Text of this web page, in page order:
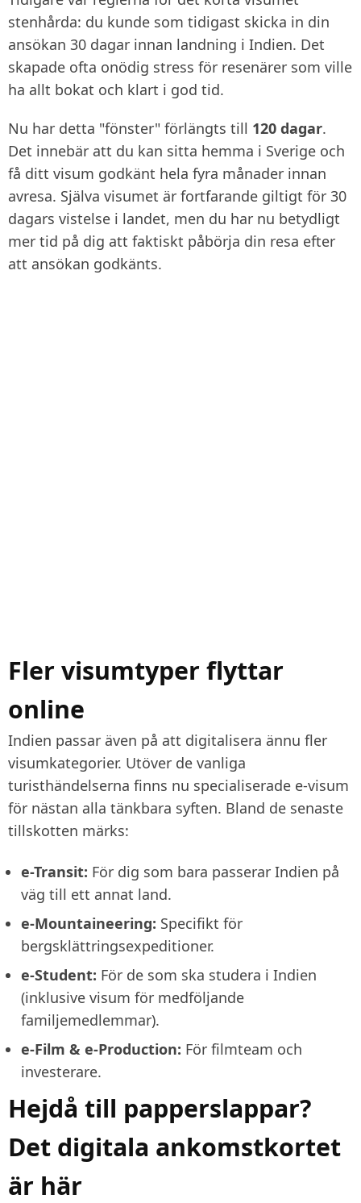
stenhårda: du kunde som tidigast skicka in din
ansökan 30 dagar innan landning i Indien. Det
skapade ofta onödig stress för resenärer som ville
ha allt bokat och klart i god tid.
Nu har detta "fönster" förlängts till 120 dagar.
Det innebär att du kan sitta hemma i Sverige och
få ditt visum godkänt hela fyra månader innan
avresa. Själva visumet är fortfarande giltigt för 30
dagars vistelse i landet, men du har nu betydligt
mer tid på dig att faktiskt påbörja din resa efter
att ansökan godkänts.
Fler visumtyper flyttar
online
Indien passar även på att digitalisera ännu fler
visumkategorier. Utöver de vanliga
turisthändelserna finns nu specialiserade e-visum
för nästan alla tänkbara syften. Bland de senaste
tillskotten märks:
e-Transit: För dig som bara passerar Indien på
väg till ett annat land.
e-Mountaineering: Specifikt för
bergsklättringsexpeditioner.
e-Student: För de som ska studera i Indien
(inklusive visum för medföljande
familjemedlemmar).
e-Film & e-Production: För filmteam och
investerare.
Hejdå till papperslappar?
Det digitala ankomstkortet
är här